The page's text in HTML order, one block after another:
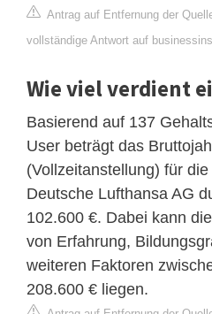
Antrag auf Entfernung der
vollständige Antwort auf
Wie viel verdient
Basierend auf 137
User beträgt das
(Vollzeitanstellung) für
Deutsche Lufthansa AG
102.600 €. Dabei kann
von Erfahrung,
weiteren Faktoren
208.600 € liegen.